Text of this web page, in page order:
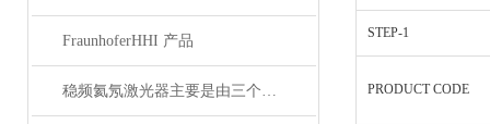
FraunhoferHHI 产品
稳频氦氖激光器主要是由三个部分组成
STEP-1
PRODUCT CODE